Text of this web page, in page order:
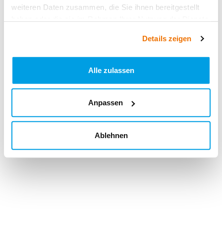
weiteren Daten zusammen, die Sie ihnen bereitgestellt
Details zeigen
Alle zulassen
Anpassen
Ablehnen